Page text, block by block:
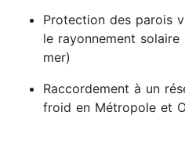
Protection des parois
le rayonnement solaire
mer)
Raccordement à un
froid en Métropole et